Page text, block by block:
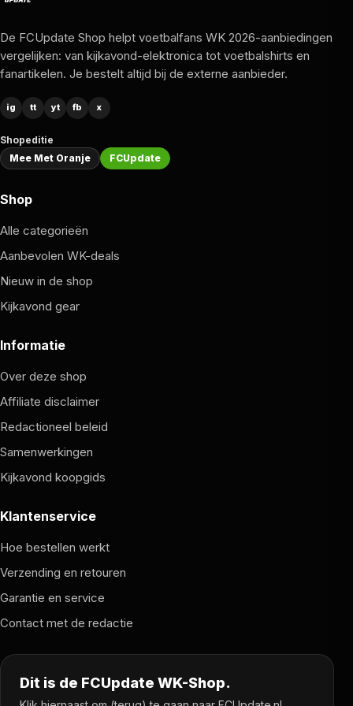
De FCUpdate Shop helpt voetbalfans WK 2026-aanbiedingen
vergelijken: van kijkavond-elektronica tot voetbalshirts en
fanartikelen. Je bestelt altijd bij de externe aanbieder.
ig tt yt fb x
Shopeditie
Mee Met Oranje
FCUpdate
Shop
Alle categorieën
Aanbevolen WK-deals
Nieuw in de shop
Kijkavond gear
Informatie
Over deze shop
Affiliate disclaimer
Redactioneel beleid
Samenwerkingen
Kijkavond koopgids
Klantenservice
Hoe bestellen werkt
Verzending en retouren
Garantie en service
Contact met de redactie
Dit is de FCUpdate WK-Shop.